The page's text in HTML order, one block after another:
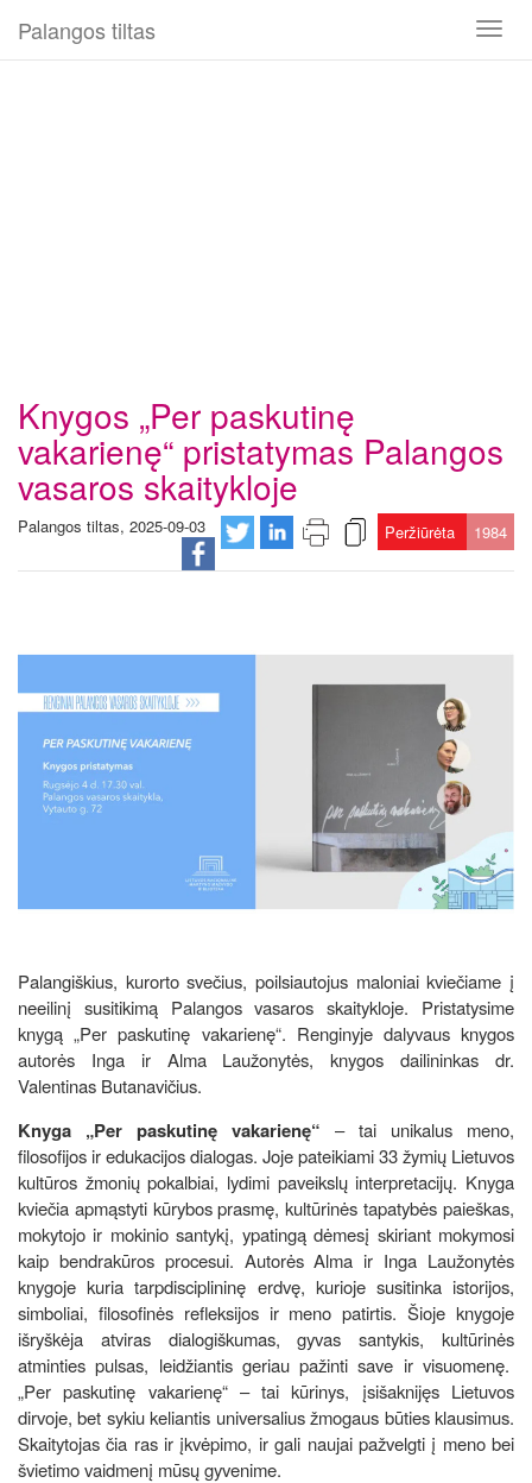
Toggle
Palangos tiltas
Knygos „Per paskutinę
vakarienę“ pristatymas Palangos
vasaros skaitykloje
Palangos tiltas, 2025-09-03 Peržiūrėta 1984
Palangiškius, kurorto svečius, poilsiautojus maloniai kviečiame į
neeilinį susitikimą Palangos vasaros skaitykloje. Pristatysime
knygą „Per paskutinę vakarienę“. Renginyje dalyvaus knygos
autorės Inga ir Alma Laužonytės, knygos dailininkas dr.
Valentinas Butanavičius.
Knyga „Per paskutinę vakarienę“ – tai unikalus meno,
filosofijos ir edukacijos dialogas. Joje pateikiami 33 žymių Lietuvos
kultūros žmonių pokalbiai, lydimi paveikslų interpretacijų. Knyga
kviečia apmąstyti kūrybos prasmę, kultūrinės tapatybės paieškas,
mokytojo ir mokinio santykį, ypatingą dėmesį skiriant mokymosi
kaip bendrakūros procesui. Autorės Alma ir Inga Laužonytės
knygoje kuria tarpdisciplininę erdvę, kurioje susitinka istorijos,
simboliai, filosofinės refleksijos ir meno patirtis. Šioje knygoje
išryškėja atviras dialogiškumas, gyvas santykis, kultūrinės
atminties pulsas, leidžiantis geriau pažinti save ir visuomenę.
„Per paskutinę vakarienę“ – tai kūrinys, įsišaknijęs Lietuvos
dirvoje, bet sykiu keliantis universalius žmogaus būties klausimus.
Skaitytojas čia ras ir įkvėpimo, ir gali naujai pažvelgti į meno bei
švietimo vaidmenį mūsų gyvenime.